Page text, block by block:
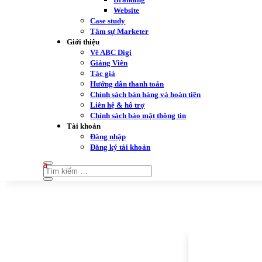
Website
Case study
Tâm sự Marketer
Giới thiệu
Về ABC Digi
Giảng Viên
Tác giả
Hướng dẫn thanh toán
Chính sách bán hàng và hoàn tiền
Liên hệ & hỗ trợ
Chính sách bảo mật thông tin
Tài khoản
Đăng nhập
Đăng ký tài khoản